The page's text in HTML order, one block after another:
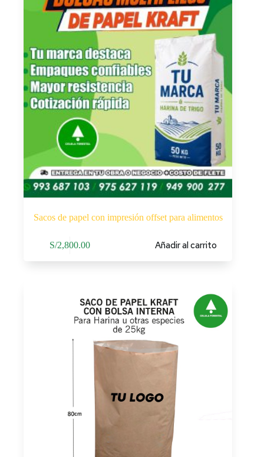
Sacos de papel con impresión offset para alimentos
S/2,800.00 Añadir al carrito